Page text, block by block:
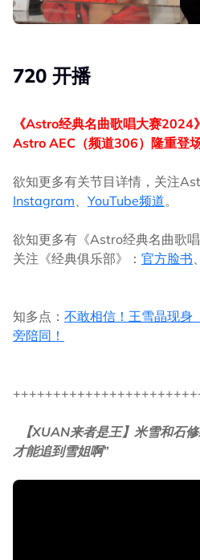
720 开播
《Astro经典名曲歌唱大赛
Astro AEC（频道306）隆重登场
欲知更多有关节目详情，关注
Instagram、 YouTube频道。
欲知更多有《Astro经典名曲歌
关注《经典俱乐部》： 官方脸书、
知多点： 不敢相信！王雪晶现身
旁陪同！
【XUAN来者是王】米雪和石
才能追到雪姐啊”